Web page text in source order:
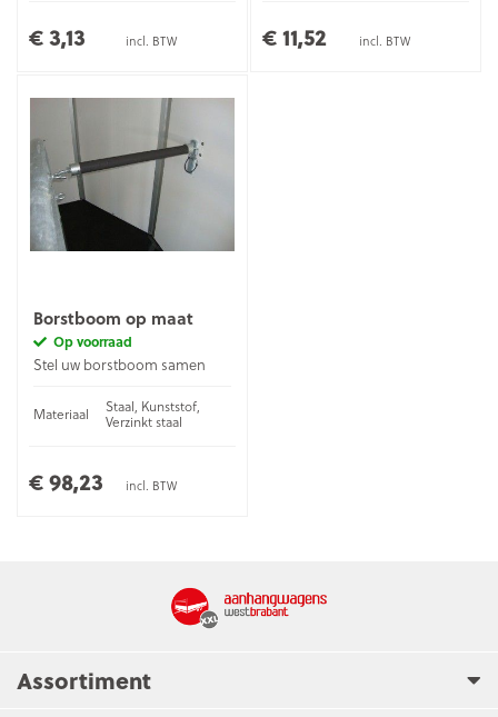
€ 3,13 incl. BTW € 11,52 incl. BTW
Borstboom op maat
Op voorraad
Stel uw borstboom samen
Materiaal Staal, Kunststof,
Verzinkt staal
€ 98,23 incl. BTW
Assortiment